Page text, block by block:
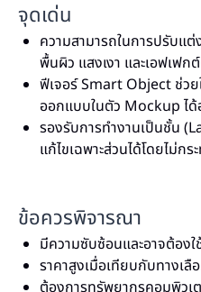
จุดเด่น
ความสามารถในการปรับแ
พื้นผิว แสงเงา และเอฟเฟก
ฟีเจอร์ Smart Object ช่ว
ออกแบบในตัว Mockup ได้
รองรับการทำงานเป็นชั้น
แก้ไขเฉพาะส่วนได้โดยไม่ก
ข้อควรพิจารณา
มีความซับซ้อนและอาจต้องใ
ราคาสูงเมื่อเทียบกับทางเลื